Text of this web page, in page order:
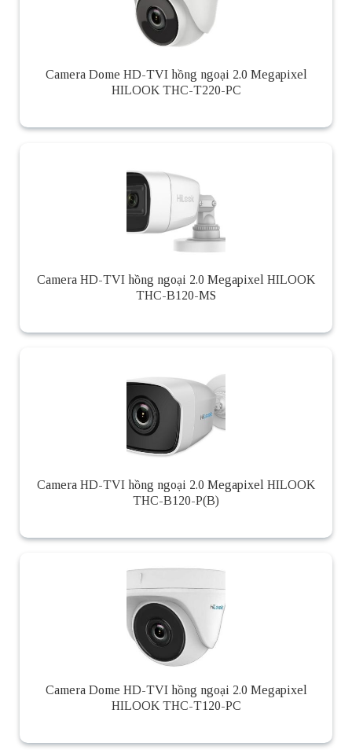
Camera Dome HD-TVI hồng ngoại 2.0 Megapixel
HILOOK THC-T220-PC
Camera HD-TVI hồng ngoại 2.0 Megapixel HILOOK
THC-B120-MS
Camera HD-TVI hồng ngoại 2.0 Megapixel HILOOK
THC-B120-P(B)
Camera Dome HD-TVI hồng ngoại 2.0 Megapixel
HILOOK THC-T120-PC